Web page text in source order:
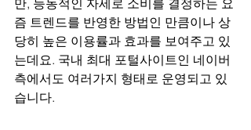
즘 트렌드를 반영한 방법인 만큼이나 상
당히 높은 이용률과 효과를 보여주고 있
는데요. 국내 최대 포털사이트인 네이버
측에서도 여러가지 형태로 운영되고 있
습니다.